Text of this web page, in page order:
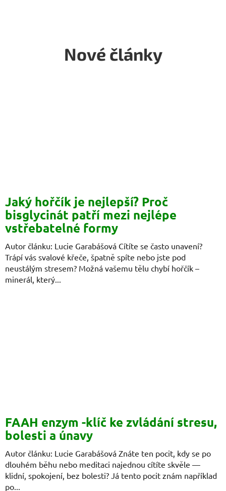
Nové články
Jaký hořčík je nejlepší? Proč
bisglycinát patří mezi nejlépe
vstřebatelné formy
Autor článku: Lucie Garabášová Cítíte se často unavení?
Trápí vás svalové křeče, špatně spíte nebo jste pod
neustálým stresem? Možná vašemu tělu chybí hořčík –
minerál, který...
FAAH enzym -klíč ke zvládání stresu,
bolesti a únavy
Autor článku: Lucie Garabášová Znáte ten pocit, kdy se po
dlouhém běhu nebo meditaci najednou cítíte skvěle —
klidní, spokojení, bez bolesti? Já tento pocit znám například
po...